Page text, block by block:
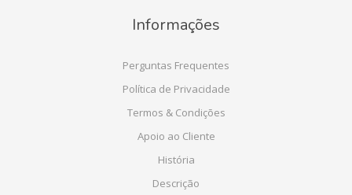
Informações
Perguntas Frequentes
Política de Privacidade
Termos & Condições
Apoio ao Cliente
História
Descrição